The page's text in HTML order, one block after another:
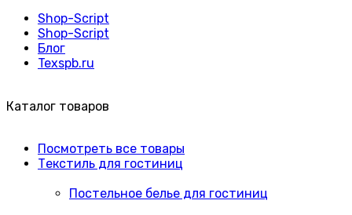
Shop-Script
Shop-Script
Блог
Texspb.ru
Каталог товаров
Посмотреть все товары
Текстиль для гостиниц
Постельное белье для гостиниц